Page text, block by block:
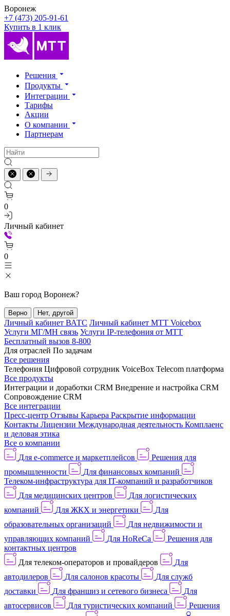
Воронеж
+7 (473) 205-91-61
Купить в 1 клик
Решения
Продукты
Интеграции
Тарифы
Акции
О компании
Партнерам
0
Личный кабинет
0
Ваш город Воронеж?
Верно Нет, другой
Личный кабинет ВАТС Личный кабинет МТТ Voicebox
Услуги МГ/МН связь Услуги IP-телефония от МТТ
Бесплатный вызов 8-800
Для отраслей По задачам
Все решения
Телефония Цифровой сотрудник VoiceBox Telecom платформа
Все продукты
Интеграции и доработки CRM Внедрение и настройка CRM
Сопровождение CRM
Все интеграции
Пресс-центр Отзывы Карьера Раскрытие информации
Контакты Лицензии Международная деятельность Комплаенс
и деловая этика
Все о компании
Для e-commerce и маркетплейсов
Решения для
промышленности
Для финансовых компаний
Телеком-инфраструктура для IT-компаний и разработчиков
Для медицинских центров
Для логистических
компаний
Для ЖКХ и энергетики
Для
образовательных организаций
Для недвижимости и
управляющих компаний
Для HoReCa
Решения для
контактных центров
Для телеком-операторов и провайдеров
Для
автодилеров
Для салонов красоты
Для служб
доставки
Для франшиз и сетевого бизнеса
Для
автосервисов
Для туристических компаний
Решения